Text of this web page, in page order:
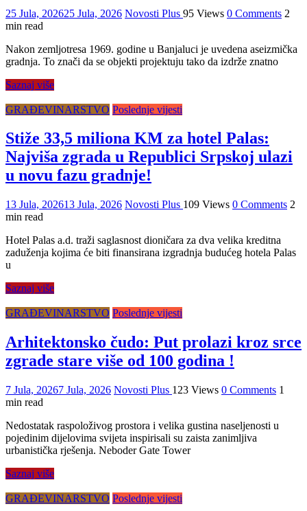
25 Jula, 202625 Jula, 2026 Novosti Plus 95 Views 0 Comments 2
min read
Nakon zemljotresa 1969. godine u Banjaluci je uvedena aseizmička
gradnja. To znači da se objekti projektuju tako da izdrže znatno
Saznaj više
GRAĐEVINARSTVO Poslednje vijesti
Stiže 33,5 miliona KM za hotel Palas:
Najviša zgrada u Republici Srpskoj ulazi
u novu fazu gradnje!
13 Jula, 202613 Jula, 2026 Novosti Plus 109 Views 0 Comments 2
min read
Hotel Palas a.d. traži saglasnost dioničara za dva velika kreditna
zaduženja kojima će biti finansirana izgradnja budućeg hotela Palas
u
Saznaj više
GRAĐEVINARSTVO Poslednje vijesti
Arhitektonsko čudo: Put prolazi kroz srce
zgrade stare više od 100 godina !
7 Jula, 20267 Jula, 2026 Novosti Plus 123 Views 0 Comments 1
min read
Nedostatak raspoloživog prostora i velika gustina naseljenosti u
pojedinim dijelovima svijeta inspirisali su zaista zanimljiva
urbanistička rješenja. Neboder Gate Tower
Saznaj više
GRAĐEVINARSTVO Poslednje vijesti